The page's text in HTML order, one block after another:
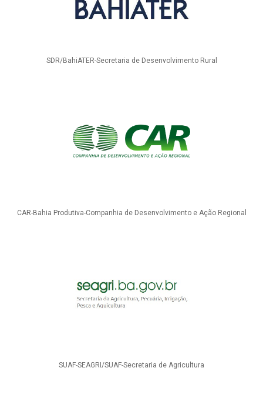
SDR/BahiATER-Secretaria de Desenvolvimento Rural
CAR-Bahia Produtiva-Companhia de Desenvolvimento e Ação Regional
SUAF-SEAGRI/SUAF-Secretaria de Agricultura